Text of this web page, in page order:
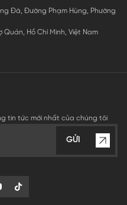
Đà, Đường Phạm Hùng, Phường
Quán, Hồ Chí Minh, Việt Nam
tin tức mới nhất của chúng tôi
GỬI